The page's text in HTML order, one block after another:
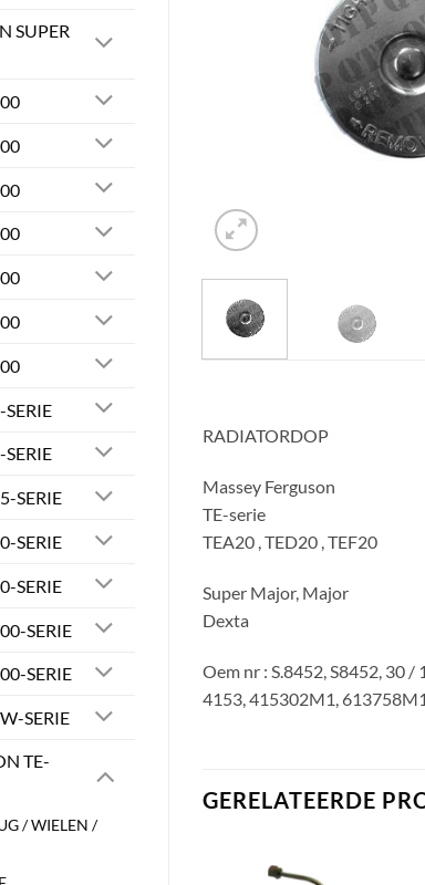
SUPER
SERIE
SERIE
SERIE
SERIE
SERIE
SERIE
TE-
/ WIELEN /
RADIATORDOP
Massey Ferguson
TE-serie
TEA20 , TED20 , TEF20
Super Major, Major
Dexta
Oem nr : S.8452, S8452, 30
4153, 415302M1,
GERELATEERDE